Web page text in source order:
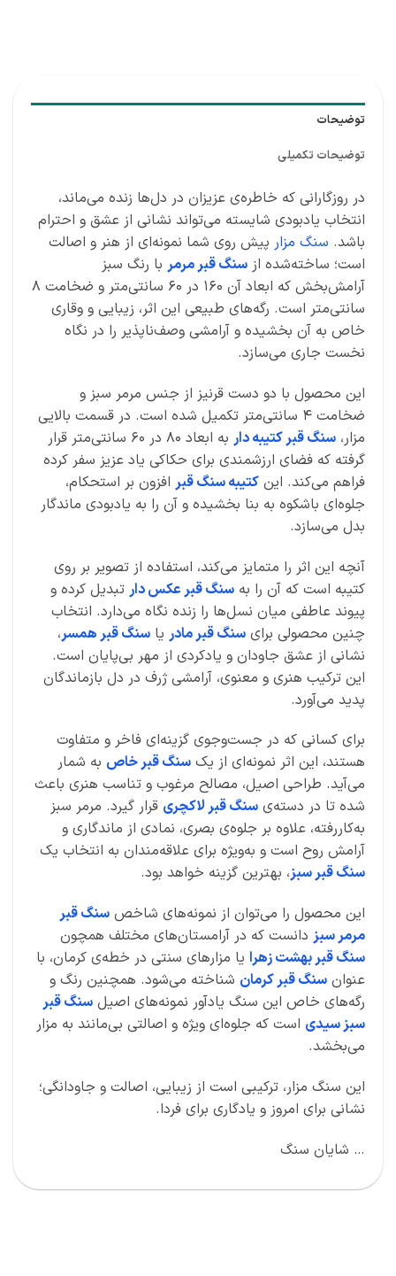
توضیحات
توضیحات تکمیلی
در روزگارانی که خاطره‌ی عزیزان در دل‌ها زنده می‌ماند،
انتخاب یادبودی شایسته می‌تواند نشانی از عشق و احترام
باشد.سنگ مزارپیش روی شما نمونه‌ای از هنر و اصالت
است؛ ساخته‌شده از سنگ قبر مرمربا رنگ سبز
آرامش‌بخش که ابعاد آن ۱۶۰ در ۶۰ سانتی‌متر و ضخامت ۸
سانتی‌متر است. رگه‌های طبیعی این اثر، زیبایی و وقاری
خاص به آن بخشیده و آرامشی وصف‌ناپذیر را در نگاه
نخست جاری می‌سازد.
این محصول با دو دست قرنیز از جنس مرمر سبز و
ضخامت ۴ سانتی‌متر تکمیل شده است. در قسمت بالایی
مزار،سنگ قبر کتیبه دار
به ابعاد ۸۰ در ۶۰ سانتی‌متر قرار
گرفته که فضای ارزشمندی برای حکاکی یاد عزیز سفر کرده
فراهم می‌کند. اینکتیبه سنگ قبرافزون بر استحکام،
جلوه‌ای باشکوه به بنا بخشیده و آن را به یادبودی ماندگار
بدل می‌سازد.
آنچه این اثر را متمایز می‌کند، استفاده از تصویر بر روی
کتیبه است که آن را بهسنگ قبر عکس دارتبدیل کرده و
پیوند عاطفی میان نسل‌ها را زنده نگاه می‌دارد. انتخاب
چنین محصولی برایسنگ قبر مادریا سنگ قبر همسر،
نشانی از عشق جاودان و یادکردی از مهر بی‌پایان است.
این ترکیب هنری و معنوی، آرامشی ژرف در دل بازماندگان
پدید می‌آورد.
برای کسانی که در جست‌وجوی گزینه‌ای فاخر و متفاوت
هستند، این اثر نمونه‌ای از یکسنگ قبر خاصبه شمار
می‌آید. طراحی اصیل، مصالح مرغوب و تناسب هنری باعث
شده تا در دسته‌یسنگ قبر لاکچریقرار گیرد. مرمر سبز
به‌کاررفته، علاوه بر جلوه‌ی بصری، نمادی از ماندگاری و
آرامش روح است و به‌ویژه برای علاقه‌مندان به انتخاب یک
سنگ قبر سبز، بهترین گزینه خواهد بود.
این محصول را می‌توان از نمونه‌های شاخصسنگ قبر
مرمر سبزدانست که در آرامستان‌های مختلف همچون
سنگ قبر بهشت زهرایا مزارهای سنتی در خطه‌ی کرمان، با
عنوانسنگ قبر کرمانشناخته می‌شود. همچنین رنگ و
رگه‌های خاص این سنگ یادآور نمونه‌های اصیلسنگ قبر
سبز سیدیاست که جلوه‌ای ویژه و اصالتی بی‌مانند به مزار
می‌بخشد.
این سنگ مزار، ترکیبی است از زیبایی، اصالت و جاودانگی؛
نشانی برای امروز و یادگاری برای فردا.
… شایان سنگ